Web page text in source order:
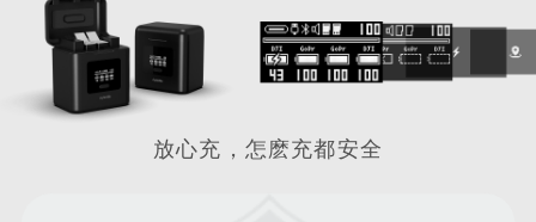
放心充，怎麽充都安全